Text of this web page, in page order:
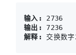
输入:
输出:
解释: